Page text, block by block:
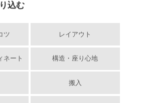
込む
ツ レイアウト
ネート 構造・座り心地
搬入